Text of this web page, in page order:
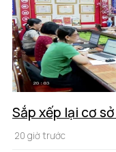
Sắp xếp lại cơ
20 giờ trước